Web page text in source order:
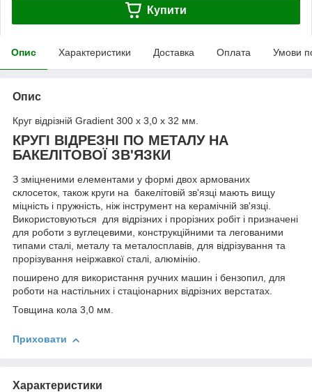
Купити
Опис Характеристики Доставка Оплата Умови
Опис
Круг відрізній Gradient 300 x 3,0 x 32 мм.
КРУГІ ВІДРЕЗНІ ПО МЕТАЛУ НА
БАКЕЛІТОВОЇ ЗВ'ЯЗКИ
З зміцненими елементами у формі двох армованих
склосеток, також круги на бакелітовій зв'язці мають вищу
міцність і пружність, ніж інструмент на керамічній зв'язці.
Використовуються для відрізних і прорізних робіт і призначені
для роботи з вуглецевими, конструкційними та легованими
типами сталі, металу та металосплавів, для відрізування та
прорізування неіржавкої сталі, алюмінію.
поширено для використання ручних машин і бензопил, для
роботи на настільних і стаціонарних відрізних верстатах.
Товщина кола 3,0 мм.
Приховати
Характеристики